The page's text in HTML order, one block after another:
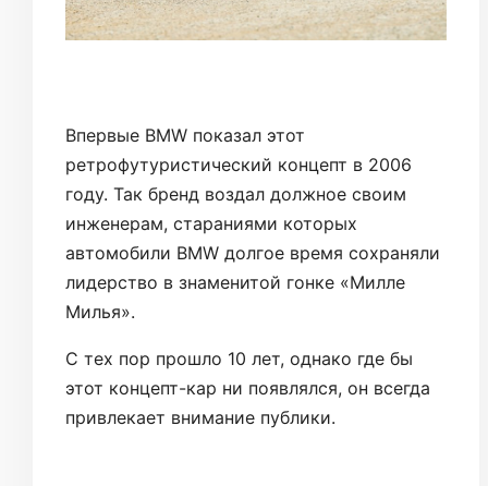
Впервые BMW показал этот
ретрофутуристический концепт в 2006
году. Так бренд воздал должное своим
инженерам, стараниями которых
автомобили BMW долгое время сохраняли
лидерство в знаменитой гонке «Милле
Милья».
С тех пор прошло 10 лет, однако где бы
этот концепт-кар ни появлялся, он всегда
привлекает внимание публики.